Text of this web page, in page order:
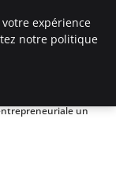
un
expérience
notre politique